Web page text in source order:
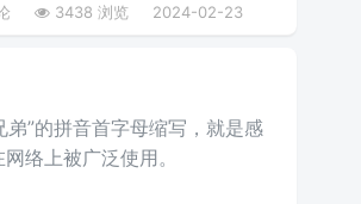
3438 浏览 2024-02-23
弟”的拼音首字母缩写，就是感
络上被广泛使用。